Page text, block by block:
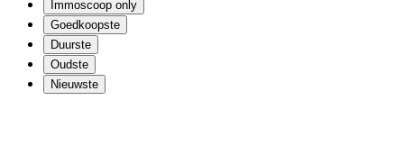
Immoscoop only
Goedkoopste
Duurste
Oudste
Nieuwste